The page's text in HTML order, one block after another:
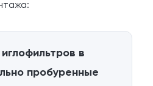
в
пробуренные